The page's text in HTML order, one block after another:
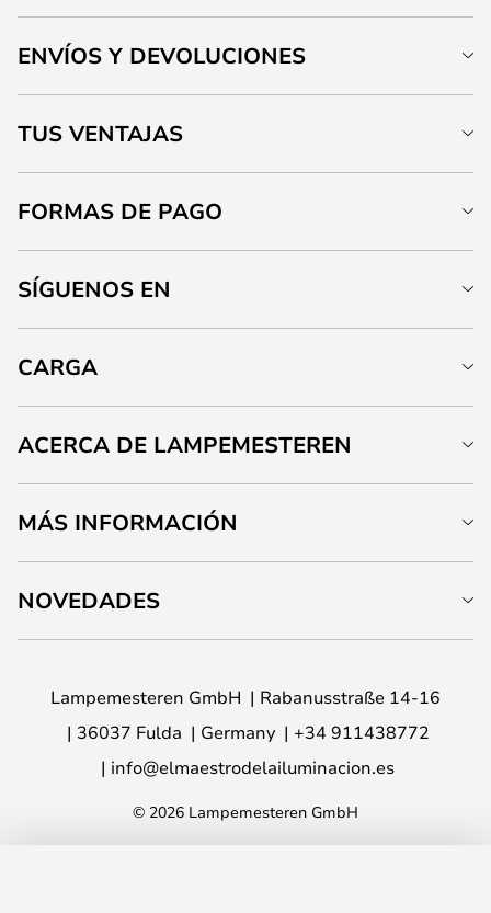
ENVÍOS Y DEVOLUCIONES
TUS VENTAJAS
FORMAS DE PAGO
SÍGUENOS EN
CARGA
ACERCA DE LAMPEMESTEREN
MÁS INFORMACIÓN
NOVEDADES
Lampemesteren GmbH
Rabanusstraße 14-16
36037 Fulda
Germany
+34 911438772
info@elmaestrodelailuminacion.es
© 2026 Lampemesteren GmbH